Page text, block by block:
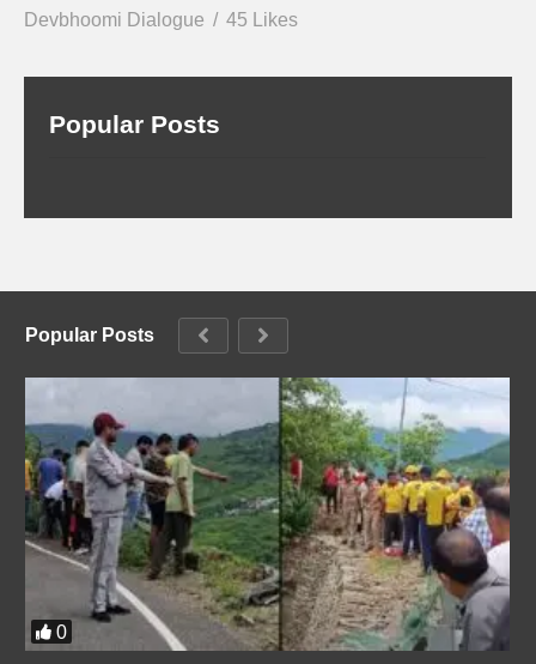
Devbhoomi Dialogue 45 Likes
Popular Posts
Popular Posts
0